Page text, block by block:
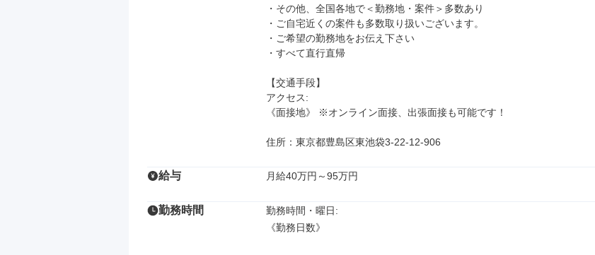
・その他、全国各地で＜勤務地・案件＞多数あり
・ご自宅近くの案件も多数取り扱いございます。
・ご希望の勤務地をお伝え下さい
・すべて直行直帰
【交通手段】
アクセス:
《面接地》 ※オンライン面接、出張面接も可能です！
住所：東京都豊島区東池袋3-22-12-906
給与 月給40万円～95万円
勤務時間
勤務時間・曜日:
《勤務日数》